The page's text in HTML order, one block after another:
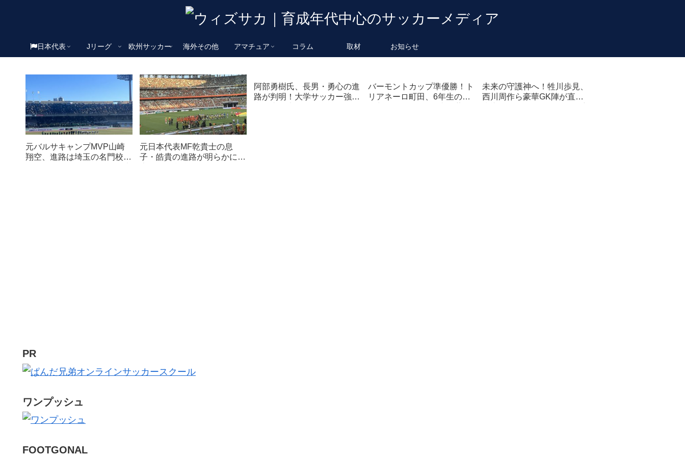
日本代表 Jリーグ 欧州サッカー 海外その他 アマチュア コラム 取材 お知らせ
元バルサキャンプMVP山崎
翔空、進路は埼玉の名門校！
元日本代表MF乾貴士の息
子・皓貴の進路が明らかに！
阿部勇樹氏、長男・勇心の進
路が判明！大学サッカー強
バーモントカップ準優勝！ト
リアネーロ町田、6年生の進
未来の守護神へ！牲川歩見、
西川周作ら豪華GK陣が直接
PR
ワンプッシュ
FOOTGONAL